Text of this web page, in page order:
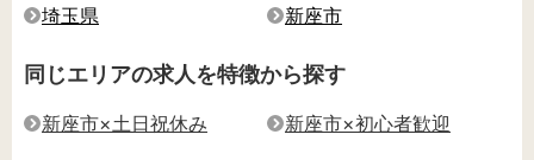
埼玉県 新座市
同じエリアの求人を特徴から探す
新座市×土日祝休み 新座市×初心者歓迎